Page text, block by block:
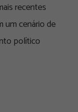
recentes
um cenário de
político